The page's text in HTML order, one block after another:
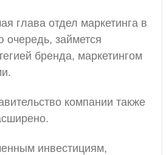
глава отдел маркетинга в
очередь, займется
бренда, маркетингом
компании также
инвестициям,